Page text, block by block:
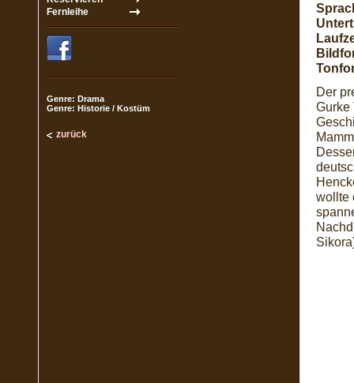
Genre: Drama
Genre: Historie / Kostüm
zurück
Der
Gurke
wollte